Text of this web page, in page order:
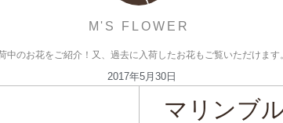
M'S FLOWER
中のお花をご紹介！又、過去に入荷したお花もご覧いただけます。
2017年5月30日
マリンブ